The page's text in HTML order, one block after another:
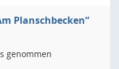
Planschbecken“
genommen